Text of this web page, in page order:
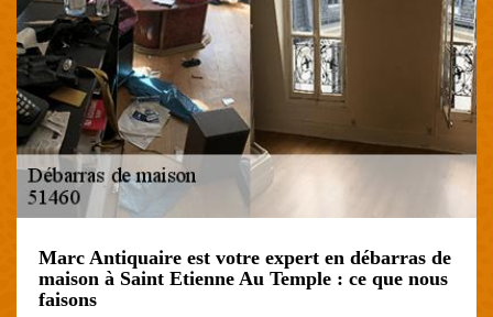
Marc Antiquaire est votre expert en débarras de
maison à Saint Etienne Au Temple : ce que nous
faisons